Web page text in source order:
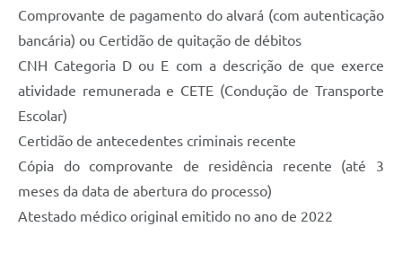
Comprovante de pagamento do alvará (com autenticação
bancária) ou Certidão de quitação de débitos
CNH Categoria D ou E com a descrição de que exerce
atividade remunerada e CETE (Condução de Transporte
Escolar)
Certidão de antecedentes criminais recente
Cópia do comprovante de residência recente (até 3
meses da data de abertura do processo)
Atestado médico original emitido no ano de 2022